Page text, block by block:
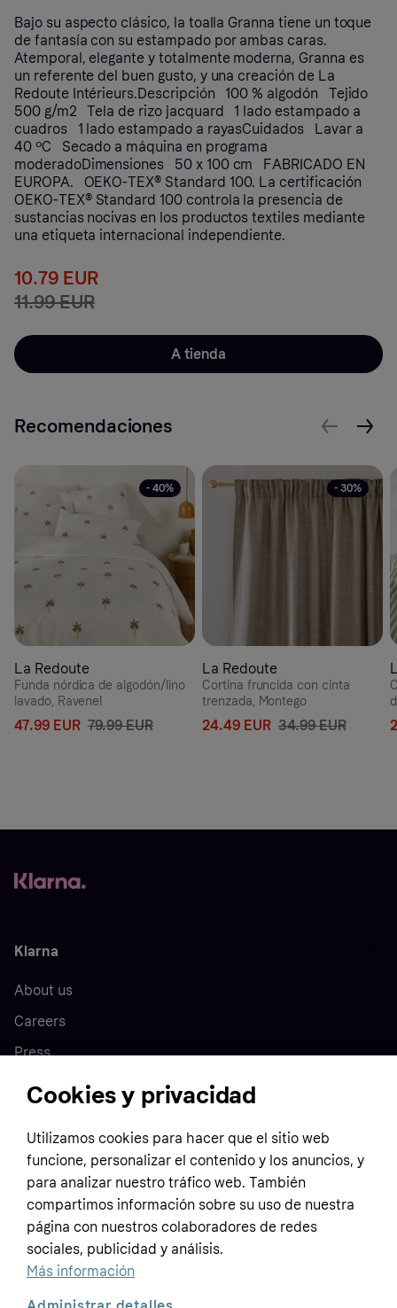
Bajo su aspecto clásico, la toalla Granna tiene un toque
de fantasía con su estampado por ambas caras.
Atemporal, elegante y totalmente moderna, Granna es
un referente del buen gusto, y una creación de La
Redoute Intérieurs.Descripción 100 % algodón Tejido
500 g/m2 Tela de rizo jacquard 1 lado estampado a
cuadros 1 lado estampado a rayasCuidados Lavar a
40 ºC Secado a máquina en programa
moderadoDimensiones 50 x 100 cm FABRICADO EN
EUROPA. OEKO-TEX® Standard 100. La certificación
OEKO-TEX® Standard 100 controla la presencia de
sustancias nocivas en los productos textiles mediante
una etiqueta internacional independiente.
10.79 EUR
11.99 EUR
A tienda
Recomendaciones
- 40%
La Redoute
Funda nórdica de algodón/lino
lavado, Ravenel
47.99 EUR 79.99 EUR
- 30%
La Redoute
Cortina fruncida con cinta
trenzada, Montego
24.49 EUR 34.99 EUR
Klarna
About us
Careers
Press
Customer service
Terms & conditions
Privacy policy
Tracking technology notice
Business
Sell with Klarna
Contact us
Global
Cookies y privacidad
Utilizamos cookies para hacer que el sitio web
funcione, personalizar el contenido y los anuncios, y
para analizar nuestro tráfico web. También
compartimos información sobre su uso de nuestra
página con nuestros colaboradores de redes
sociales, publicidad y análisis.
Más información